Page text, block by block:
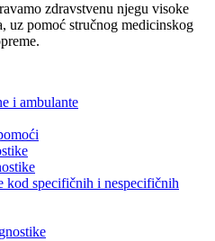
zdravstvenu njegu visoke
uz pomoć stručnog medicinskog
i ambulante
kod specifičnih i nespecifičnih